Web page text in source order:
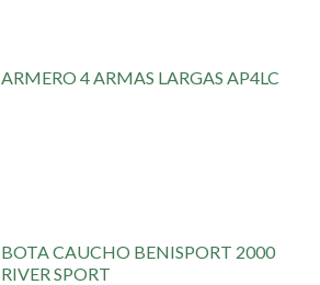
ARMERO 4 ARMAS LARGAS AP4LC
BOTA CAUCHO BENISPORT 2000
RIVER SPORT